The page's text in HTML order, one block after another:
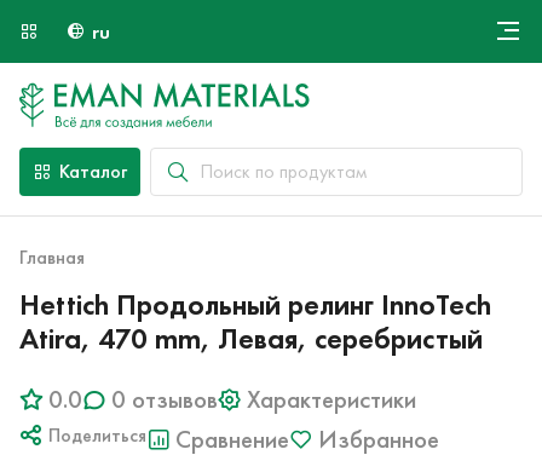
ru
Оплата и доставка
Каталог
Главная
Hettich Продольный релинг InnoTech
Atira, 470 mm, Левая, серебристый
0.0 0 отзывов Характеристики
Поделиться Сравнение Избранное